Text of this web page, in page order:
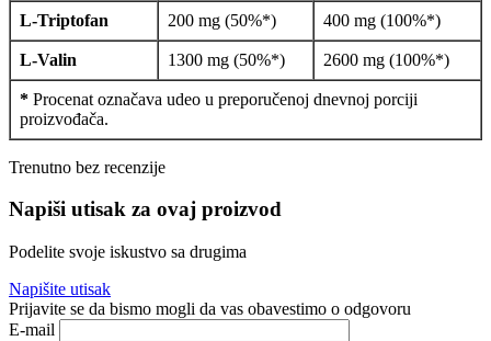
L-Triptofan 200 mg (50%*) 400 mg (100%*)
L-Valin 1300 mg (50%*) 2600 mg (100%*)
* Procenat označava udeo u preporučenoj dnevnoj porciji
proizvođača.
Trenutno bez recenzije
Napiši utisak za ovaj proizvod
Podelite svoje iskustvo sa drugima
Napišite utisak
Prijavite se da bismo mogli da vas obavestimo o odgovoru
E-mail